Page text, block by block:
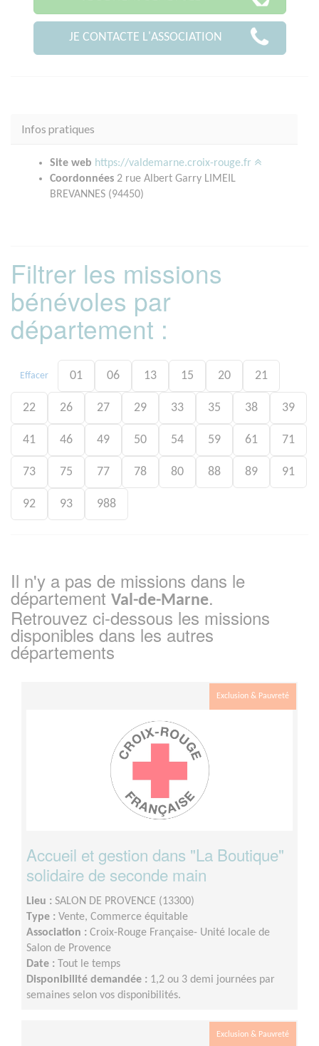
JE CONTACTE L'ASSOCIATION
Infos pratiques
Site web https://valdemarne.croix-rouge.fr
Coordonnées 2 rue Albert Garry LIMEIL
BREVANNES (94450)
Filtrer les missions
bénévoles par
département :
Effacer 01 06 13 15 20 21
22 26 27 29 33 35 38 39
41 46 49 50 54 59 61 71
73 75 77 78 80 88 89 91
92 93 988
Il n'y a pas de missions dans le
département Val-de-Marne.
Retrouvez ci-dessous les missions
disponibles dans les autres
départements
Exclusion & Pauvreté
Accueil et gestion dans "La Boutique"
solidaire de seconde main
Lieu : SALON DE PROVENCE (13300)
Type : Vente, Commerce équitable
Association : Croix-Rouge Française- Unité locale de
Salon de Provence
Date : Tout le temps
Disponibilité demandée : 1,2 ou 3 demi journées par
semaines selon vos disponibilités.
Exclusion & Pauvreté